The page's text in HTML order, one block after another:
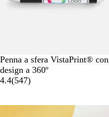
Penna a sfera VistaPrint® con
design a 360º
4.4(547)